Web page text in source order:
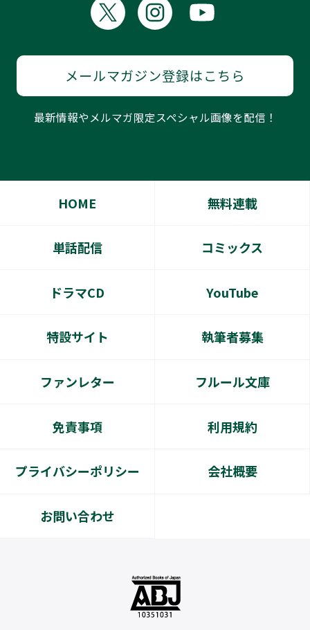
メールマガジン登録はこちら
最新情報やメルマガ限定スペシャル画像を配信！
HOME 無料連載
単話配信 コミックス
ドラマCD YouTube
特設サイト 執筆者募集
ファンレター フルール文庫
免責事項 利用規約
プライバシーポリシー 会社概要
お問い合わせ